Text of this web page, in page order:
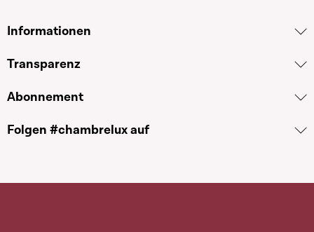
Informationen
Transparenz
Abonnement
Folgen #chambrelux auf